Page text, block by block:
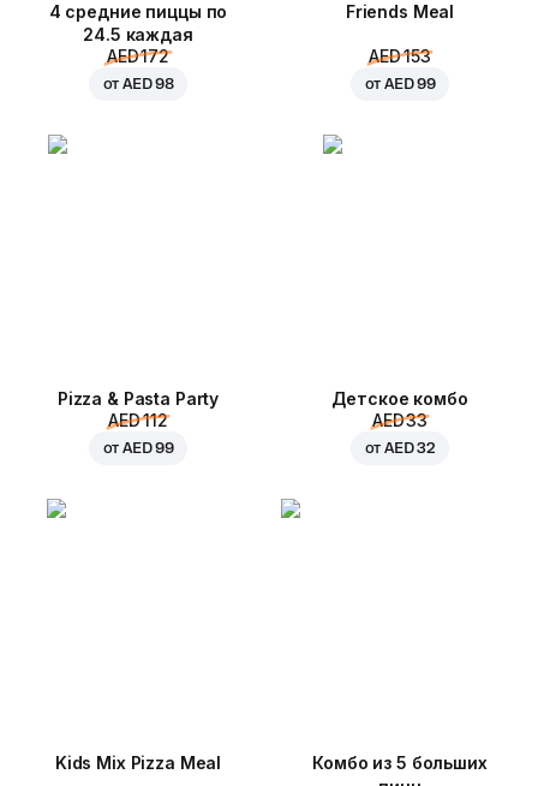
4 средние пиццы по
24.5 каждая
AED 172
отAED 98
Friends Meal
AED 153
отAED 99
Pizza & Pasta Party
AED 112
отAED 99
Детское комбо
AED 33
отAED 32
Kids Mix Pizza Meal
Комбо из 5 больших